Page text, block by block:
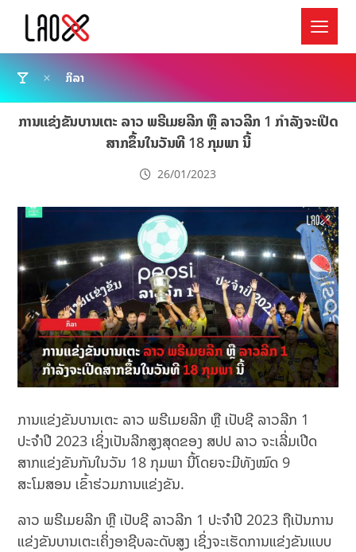
ກິລາ
ການແຂ່ງຂັນບານເຕະ ລາວ ພຣີເມຍລີກ ຫຼື ລາວລີກ 1 ກຳລັງຈະເປີດ
ສາກຂຶ້ນໃນວັນທີ 18 ກຸມພາ ນີ້
26/01/2023
ການແຂ່ງຂັນບານເຕະ ລາວ ພຣີເມຍລີກ ຫຼື ເປັບຊີ ລາວລີກ 1
ປະຈຳປີ 2023 ເຊິ່ງເປັນລີກສູງສຸດຂອງ ສປປ ລາວ ຈະເລີ່ມເປີດ
ສາກແຂ່ງຂັນກັນໃນວັນ 18 ກຸມພາ ນີ້ໂດຍຈະມີທັງໝົດ 9
ສະໂມສອນ ເຂົ້າຮ່ວມການແຂ່ງຂັນ.
ລາວ ພຣີເມຍລີກ ຫຼື ເປັບຊີ ລາວລີກ 1 ປະຈຳປີ 2023 ຖືເປັນການ
ແຂ່ງຂັນບານເຕະເຄິ່ງອາຊີບລະດັບສູງ ເຊິ່ງຈະເຮັດການແຂ່ງຂັນແບບ